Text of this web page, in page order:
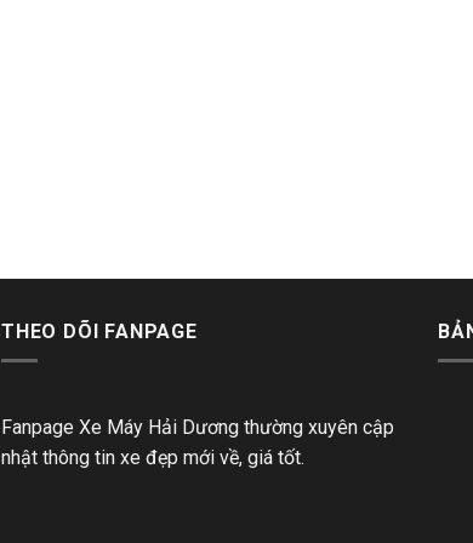
THEO DÕI FANPAGE
Fanpage Xe Máy Hải Dương thường xuyên cập
nhật thông tin xe đẹp mới về, giá tốt.